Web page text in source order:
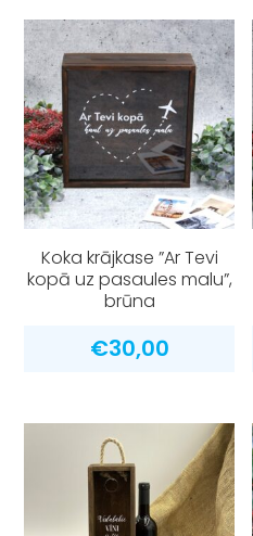
Koka krājkase ”Ar Tevi
kopā uz pasaules malu”,
brūna
€30,00